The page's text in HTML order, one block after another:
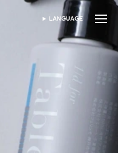
भाषा चुनेंLANGUAGE